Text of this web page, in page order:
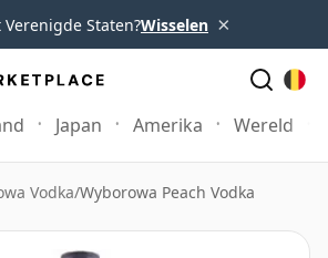
Verenigde Staten?Wisselen ×
Japan Amerika Wereld
Vodka/Wyborowa Peach Vodka